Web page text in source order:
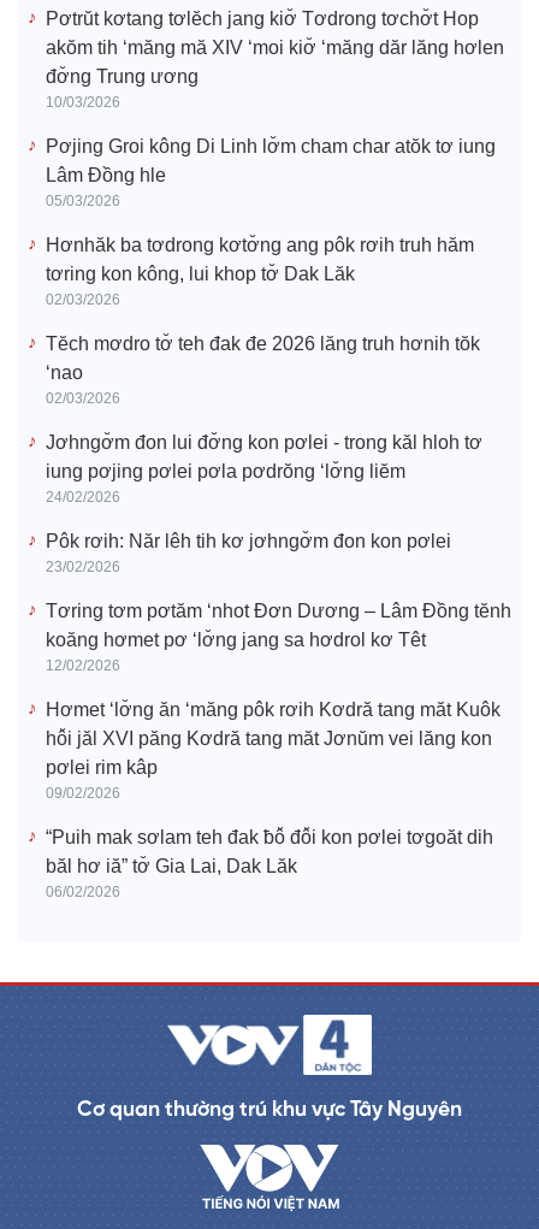
Pơtrŭt kơtang tơlĕch jang kiơ̆ Tơdrong tơchơ̆t Hop
akŏm tih ‘măng mă XIV ‘moi kiơ̆ ‘măng dăr lăng hơlen
đơ̆ng Trung ương
10/03/2026
Pơjing Groi kông Di Linh lơ̆m cham char atŏk tơ iung
Lâm Đồng hle
05/03/2026
Hơnhăk ba tơdrong kơtơ̆ng ang pôk rơih truh hăm
tơring kon kông, lui khop tơ̆ Dak Lăk
02/03/2026
Tĕch mơdro tơ̆ teh đak đe 2026 lăng truh hơnih tŏk
‘nao
02/03/2026
Jơhngơ̆m đon lui đơ̆ng kon pơlei - trong kăl hloh tơ
iung pơjing pơlei pơla pơdrŏng ‘lơ̆ng liĕm
24/02/2026
Pôk rơih: Năr lêh tih kơ jơhngơ̆m đon kon pơlei
23/02/2026
Tơring tơm pơtăm ‘nhot Đơn Dương – Lâm Đồng tĕnh
koăng hơmet pơ ‘lơ̆ng jang sa hơdrol kơ Têt
12/02/2026
Hơmet ‘lơ̆ng ăn ‘măng pôk rơih Kơdră tang măt Kuôk
hô̆i jăl XVI păng Kơdră tang măt Jơnŭm vei lăng kon
pơlei rim kâp
09/02/2026
“Puih mak sơlam teh đak ƀô̆ đô̆i kon pơlei tơgoăt dih
băl hơ iă” tơ̆ Gia Lai, Dak Lăk
06/02/2026
Cơ quan thường trú khu vực Tây Nguyên